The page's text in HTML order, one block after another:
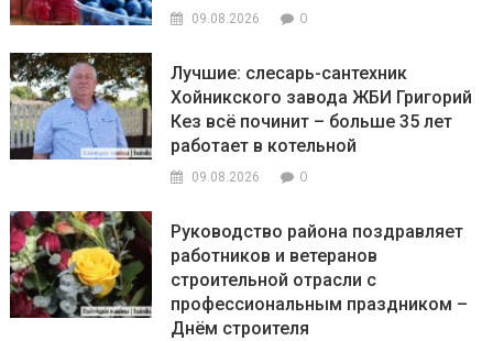
09.08.2026 0
Лучшие: слесарь-сантехник
Хойникского завода ЖБИ Григорий
Кез всё починит – больше 35 лет
работает в котельной
09.08.2026 0
Руководство района поздравляет
работников и ветеранов
строительной отрасли с
профессиональным праздником –
Днём строителя